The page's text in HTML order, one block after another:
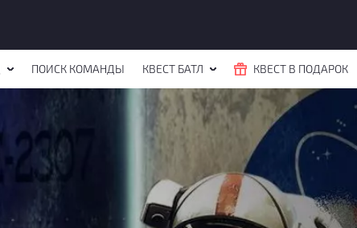
ПОИСК КОМАНДЫ КВЕСТ БАТЛ КВЕСТ В ПОДАРОК